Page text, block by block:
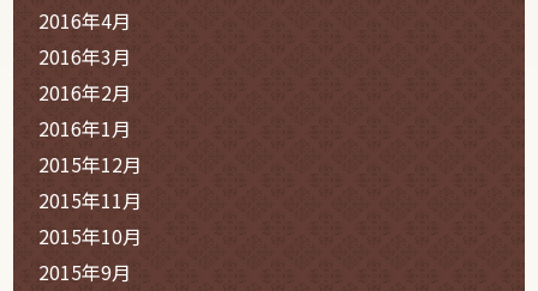
2016年4月
2016年3月
2016年2月
2016年1月
2015年12月
2015年11月
2015年10月
2015年9月